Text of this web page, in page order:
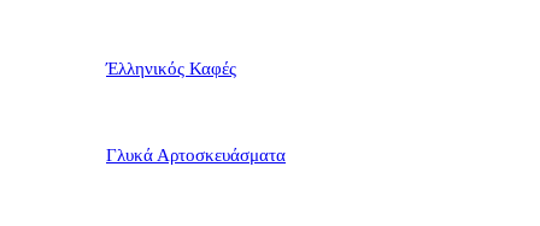
Έλληνικός Καφές
Γλυκά Αρτοσκευάσματα